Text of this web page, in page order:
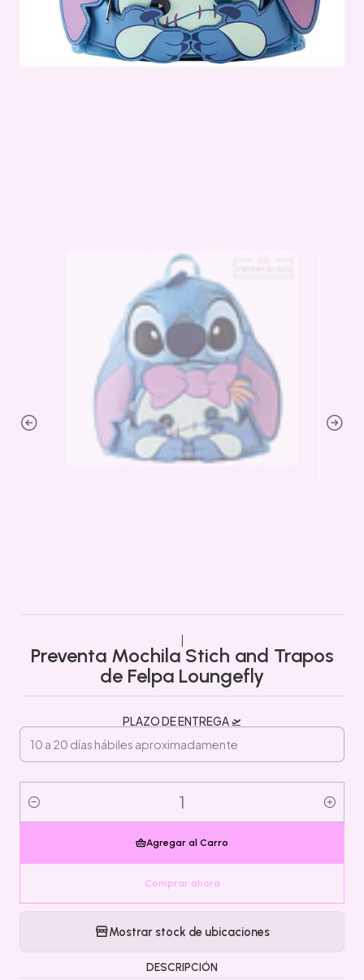
Preventa Mochila Stich and Trapos
de Felpa Loungefly
PLAZO DE ENTREGA 🛫
Cantidad
Agregar al Carro
Comprar ahora
Mostrar stock de ubicaciones
DESCRIPCIÓN